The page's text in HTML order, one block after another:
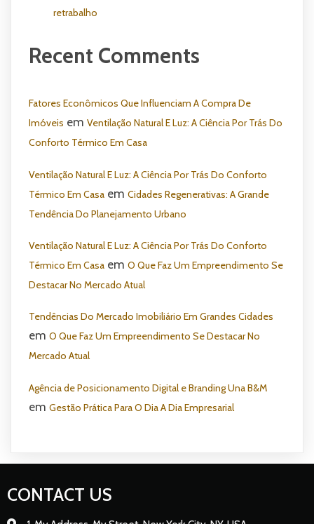
retrabalho
Recent Comments
Fatores Econômicos Que Influenciam A Compra De
Imóveis em Ventilação Natural E Luz: A Ciência Por Trás Do
Conforto Térmico Em Casa
Ventilação Natural E Luz: A Ciência Por Trás Do Conforto
Térmico Em Casa em Cidades Regenerativas: A Grande
Tendência Do Planejamento Urbano
Ventilação Natural E Luz: A Ciência Por Trás Do Conforto
Térmico Em Casa em O Que Faz Um Empreendimento Se
Destacar No Mercado Atual
Tendências Do Mercado Imobiliário Em Grandes Cidades
em O Que Faz Um Empreendimento Se Destacar No
Mercado Atual
Agência de Posicionamento Digital e Branding Una B&M
em Gestão Prática Para O Dia A Dia Empresarial
CONTACT US